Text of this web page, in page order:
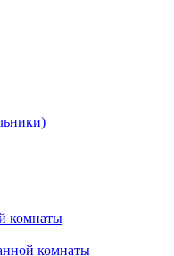
комнаты
комнаты